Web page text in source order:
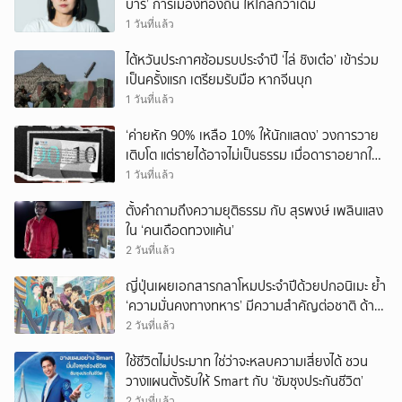
บาร์’ การเมืองท้องถิ่น ให้ไกลกว่าเดิม
1 วันที่แล้ว
ไต้หวันประกาศซ้อมรบประจำปี ‘ไล่ ชิงเต๋อ’ เข้าร่วม
เป็นครั้งแรก เตรียมรับมือ หากจีนบุก
1 วันที่แล้ว
‘ค่ายหัก 90% เหลือ 10% ให้นักแสดง’ วงการวาย
เติบโต แต่รายได้อาจไม่เป็นธรรม เมื่อดาราอยากให้มี
‘สัญญามาตรฐาน’
1 วันที่แล้ว
ตั้งคำถามถึงความยุติธรรม กับ สุรพงษ์ เพลินแสง
ใน ‘คนเดือดทวงแค้น’
2 วันที่แล้ว
ญี่ปุ่นเผยเอกสารกลาโหมประจำปีด้วยปกอนิเมะ ย้ำ
‘ความมั่นคงทางทหาร’ มีความสำคัญต่อชาติ ด้าน
จีนเตือน ขออย่าซ้ำรอยประวัติศาสตร์
2 วันที่แล้ว
ใช้ชีวิตไม่ประมาท ใช่ว่าจะหลบความเสี่ยงได้ ชวน
วางแผนตั้งรับให้ Smart กับ ‘ซัมซุงประกันชีวิต’